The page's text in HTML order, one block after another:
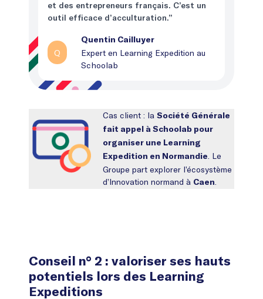
et des entrepreneurs français. C’est un
outil efficace d’acculturation.”
Q
Quentin Cailluyer
Expert en Learning Expedition au
Schoolab
Cas client : laSociété Générale
fait appel à Schoolab pour
organiser une Learning
Expedition en Normandie . Le
Groupe part explorer l’écosystème
d’Innovation normand à Caen
Conseil n° 2 : valoriser ses hauts
potentiels lors des Learning
Expeditions